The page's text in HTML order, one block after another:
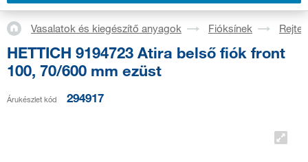
Vasalatok és kiegészítő anyagok Fióksínek
HETTICH 9194723 Atira belső fiók front
100, 70/600 mm ezüst
Árukészlet kód 294917